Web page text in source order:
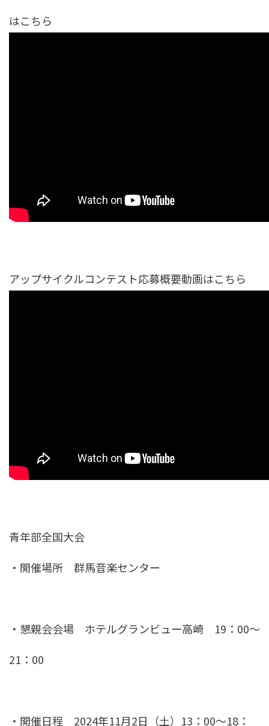
はこちら
アップサイクルコンテスト応募概要動画はこちら
青年部全国大会
・開催場所 群馬音楽センター
・懇親会会場 ホテルグランビュー高崎 19：00～
21：00
・開催日程 2024年11月2日（土）13：00～18：